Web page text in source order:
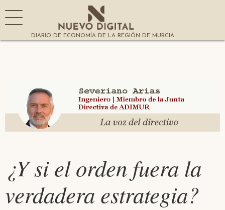
DIARIO DE ECONOMÍA DE LA REGIÓN DE MURCIA
¿Y si el orden fuera la
verdadera estrategia?